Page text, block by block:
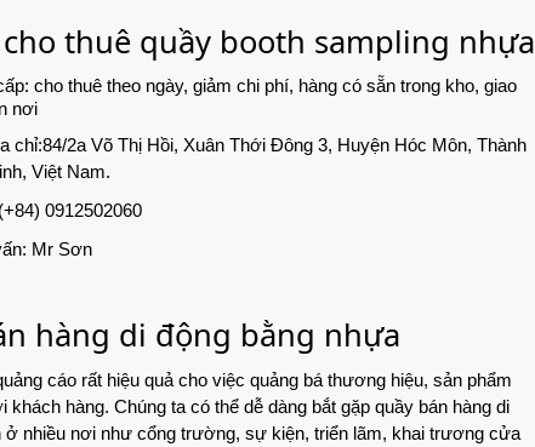
thuê quầy booth sampling nhựa
cho thuê theo ngày, giảm chi phí, hàng có sẵn trong kho, giao
nơi
chỉ:84/2a Võ Thị Hồi, Xuân Thới Đông 3, Huyện Hóc Môn, Thành
Việt Nam.
0912502060
Mr Sơn
hàng di động bằng nhựa
cáo rất hiệu quả cho việc quảng bá thương hiệu, sản phẩm
khách hàng. Chúng ta có thể dễ dàng bắt gặp quầy bán hàng di
ở nhiều nơi như cổng trường, sự kiện, triển lãm, khai trương cửa